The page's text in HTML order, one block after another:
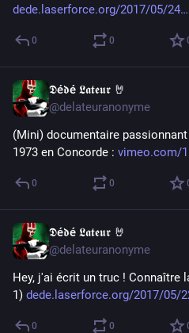
dede.laserforce.org/2017/05/24
0 0
𝕯é𝖉é 𝕷𝖆𝖙𝖊𝖚𝖗 🤘
@delateuranonyme
(Mini) documentaire passionnant
1973 en Concorde : vimeo.com/
0 0
𝕯é𝖉é 𝕷𝖆𝖙𝖊𝖚𝖗 🤘
@delateuranonyme
Hey, j'ai écrit un truc ! Connaître
1) dede.laserforce.org/2017/05/
0 0